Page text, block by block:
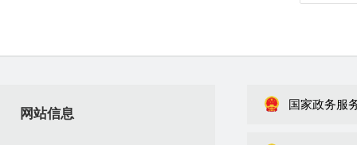
网站信息
国家政务服